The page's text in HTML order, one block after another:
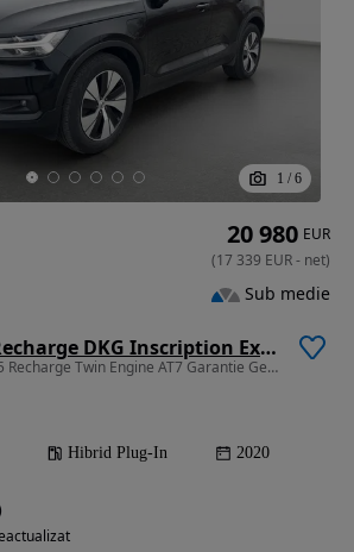
1 / 6
Volvo XC 40 T5 Recharge DKG Inscription Expression
1477 cm3 • 262 CP • T5 Recharge Twin Engine AT7 Garantie Germania
Hibrid Plug-In 2020
20 980 EUR
(17 339 EUR- net)
Sub medie